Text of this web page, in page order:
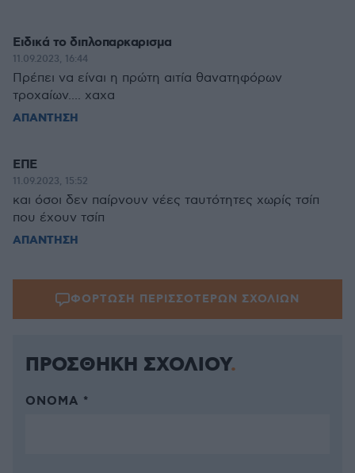
Ειδικά το διπλοπαρκαρισμα
11.09.2023, 16:44
Πρέπει να είναι η πρώτη αιτία θανατηφόρων
τροχαίων.... χαχα
ΑΠΑΝΤΗΣΗ
ΕΠΕ
11.09.2023, 15:52
και όσοι δεν παίρνουν νέες ταυτότητες χωρίς τσίπ
που έχουν τσίπ
ΑΠΑΝΤΗΣΗ
ΦΟΡΤΩΣΗ ΠΕΡΙΣΣΟΤΕΡΩΝ ΣΧΟΛΙΩΝ
ΠΡΟΣΘΗΚΗ ΣΧΟΛΙΟΥ
ΌΝΟΜΑ *